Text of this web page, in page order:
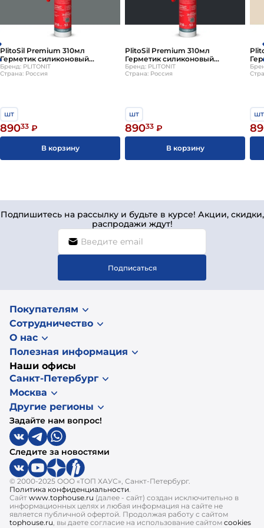
PlitoSil Premium 310мл
Герметик силиконовый
бетонный PLITONIT
Бренд: PLITONIT
Страна: Россия
шт
89033 ₽
В корзину
PlitoSil Premium 310мл
Герметик силиконовый
антрацит PLITONIT
Бренд: PLITONIT
Страна: Россия
шт
89033 ₽
В корзину
шт
Подпишитесь на рассылку и будьте в курсе! Акции, скидки,
распродажи ждут!
Подписаться
Покупателям
Сотрудничество
О нас
Полезная информация
Наши офисы
Санкт-Петербург
Москва
Другие регионы
Задайте нам вопрос!
Следите за новостями
© 2000-2025 ООО «ТОП ХАУС», Санкт-Петербург.
Политика конфиденциальности.
Сайт www.tophouse.ru (далее - сайт) создан исключительно в
информационных целях и любая информация на сайте не
является публичной офертой. Продолжая работу с сайтом
tophouse.ru, вы даете согласие на использование сайтом cookies